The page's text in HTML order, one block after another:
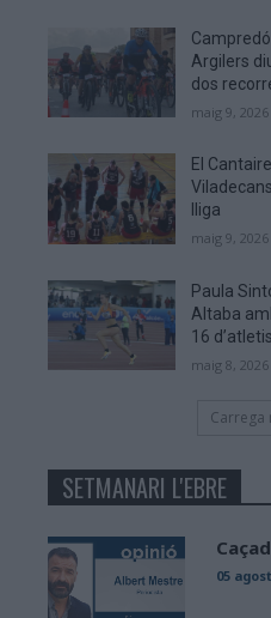
Argilers
dos
maig 9, 2026
El
lliga
maig 9, 2026
Paula
Altaba
16
maig 8, 2026
Carrega
SETMANARI L'EBRE
05